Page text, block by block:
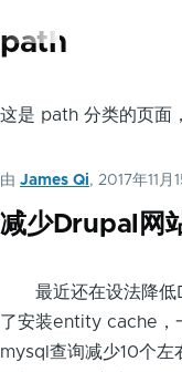
屑
path
这是 path 分类的页面
由 James Qi, 2017年11月
减少Drupal网
最近还在设法降低
了安装entity cache，
mysql查询减少10个左